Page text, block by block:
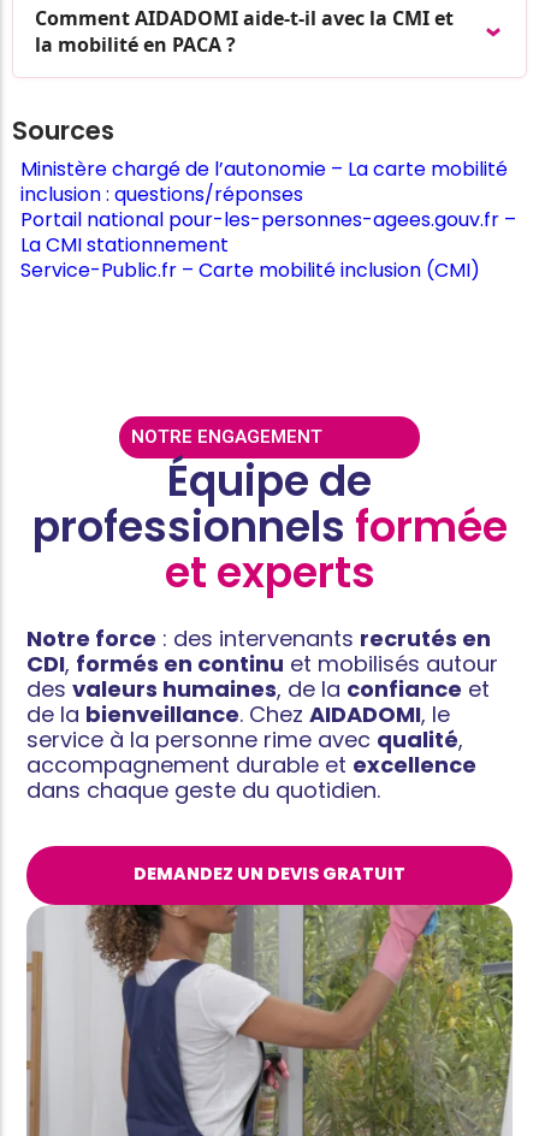
Comment AIDADOMI aide-t-il avec la CMI et
la mobilité en PACA ?
Sources
Ministère chargé de l’autonomie – La carte mobilité
inclusion : questions/réponses
Portail national pour-les-personnes-agees.gouv.fr –
La CMI stationnement
Service-Public.fr – Carte mobilité inclusion (CMI)
NOTRE ENGAGEMENT
Équipe de
professionnels formée
et experts
Notre force : des intervenants recrutés en
CDI, formés en continu et mobilisés autour
desvaleurs humaines, de la confiance et
de la bienveillance. ChezAIDADOMI, le
service à la personne rime avec qualité,
accompagnement durable et excellence
dans chaque geste du quotidien.
DEMANDEZ UN DEVIS GRATUIT